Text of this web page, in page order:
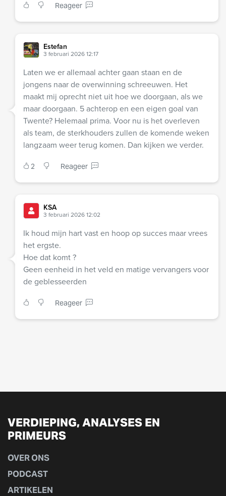
Reageer
Estefan
3 februari 2026 12:17
Laten we er allemaal achter gaan staan en de
jongens naar de overwinning schreeuwen. Het
maakt mij oprecht niet uit hoe we doorgaan, als we
maar doorgaan. 5 achterop en een eigen goal van
Twente? Helemaal prima. Voor nu is het overleven
als team, de sterkhouders zullen de komende weken
langzaam weer terug komen. Dan kijken we verder.
2 Reageer
KSA
3 februari 2026 12:02
Ik houd mijn hart vast en hoop op succes maar vrees
het ergste.
Hoe dat komt ?
Geen eenheid in het veld en matige vervangers voor
de geblesseerden
Reageer
VERDIEPING, ANALYSES EN
PRIMEURS
OVER ONS
PODCAST
ARTIKELEN